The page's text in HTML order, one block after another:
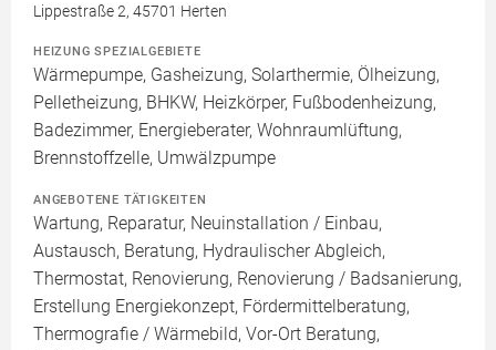
Lippestraße 2, 45701 Herten
HEIZUNG SPEZIALGEBIETE
Wärmepumpe, Gasheizung, Solarthermie, Ölheizung,
Pelletheizung, BHKW, Heizkörper, Fußbodenheizung,
Badezimmer, Energieberater, Wohnraumlüftung,
Brennstoffzelle, Umwälzpumpe
ANGEBOTENE TÄTIGKEITEN
Wartung, Reparatur, Neuinstallation / Einbau,
Austausch, Beratung, Hydraulischer Abgleich,
Thermostat, Renovierung, Renovierung / Badsanierung,
Erstellung Energiekonzept, Fördermittelberatung,
Thermografie / Wärmebild, Vor-Ort Beratung,